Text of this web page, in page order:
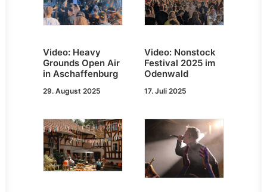
Video: Heavy
Grounds Open Air
in Aschaffenburg
29. August 2025
Video: Nonstock
Festival 2025 im
Odenwald
17. Juli 2025